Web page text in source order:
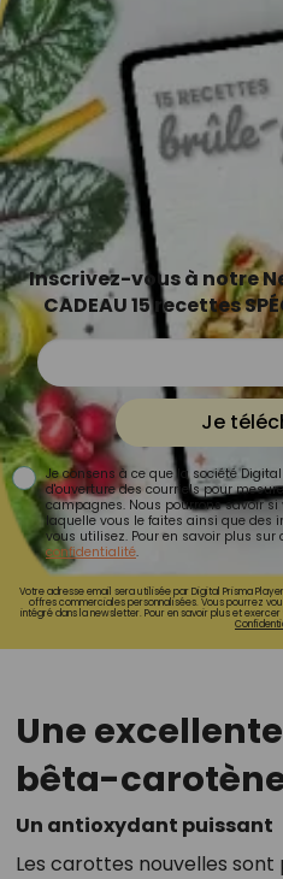
Inscrivez-vous à notre
CADEAU 15 recettes
Je
Je consens à ce que la société
d'ouverture des courriels pour
campagnes. Nous pourrons savoir si
laquelle vous le faites ainsi que des
vous utilisez. Pour en savoir plus sur
confidentialité.
Votre adresse email sera utilisée par Digital Prisma
offres commerciales personnalisées. Vous pourrez
intégré dans la newsletter. Pour en savoir plus et
Une
bêta-
Un antioxydant puissant
Les carottes nouvelles